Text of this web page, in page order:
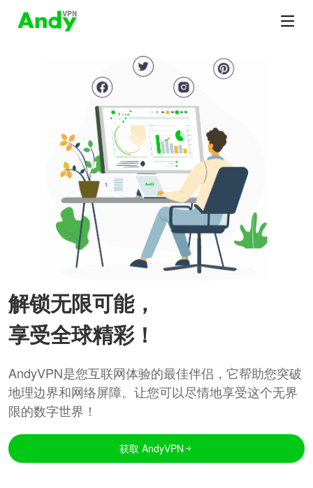
解锁无限可能，
享受全球精彩！
AndyVPN是您互联网体验的最佳伴侣，它帮助您突破
地理边界和网络屏障。让您可以尽情地享受这个无界
限的数字世界！
获取 AndyVPN